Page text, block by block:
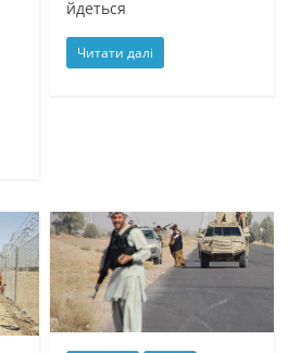
йдеться
Читати далі